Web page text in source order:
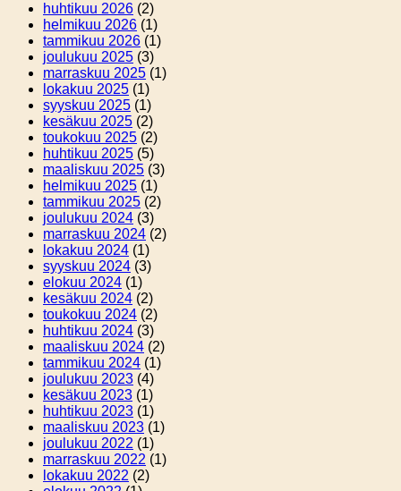
huhtikuu 2026 (2)
helmikuu 2026 (1)
tammikuu 2026 (1)
joulukuu 2025 (3)
marraskuu 2025 (1)
lokakuu 2025 (1)
syyskuu 2025 (1)
kesäkuu 2025 (2)
toukokuu 2025 (2)
huhtikuu 2025 (5)
maaliskuu 2025 (3)
helmikuu 2025 (1)
tammikuu 2025 (2)
joulukuu 2024 (3)
marraskuu 2024 (2)
lokakuu 2024 (1)
syyskuu 2024 (3)
elokuu 2024 (1)
kesäkuu 2024 (2)
toukokuu 2024 (2)
huhtikuu 2024 (3)
maaliskuu 2024 (2)
tammikuu 2024 (1)
joulukuu 2023 (4)
kesäkuu 2023 (1)
huhtikuu 2023 (1)
maaliskuu 2023 (1)
joulukuu 2022 (1)
marraskuu 2022 (1)
lokakuu 2022 (2)